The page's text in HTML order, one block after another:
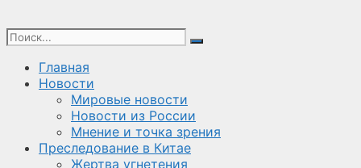
Главная
Новости
Мировые новости
Новости из России
Мнение и точка зрения
Преследование в Китае
Жертва угнетения